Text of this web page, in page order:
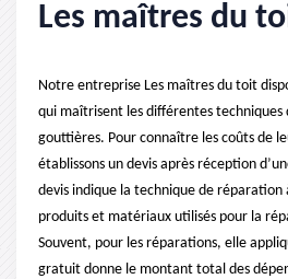
Les maîtres du
Notre entreprise Les maîtres du toit
qui maîtrisent les différentes techniques
gouttières. Pour connaître les coûts de
établissons un devis après réception
devis indique la technique de
produits et matériaux utilisés pour la
Souvent, pour les réparations, elle
gratuit donne le montant total des